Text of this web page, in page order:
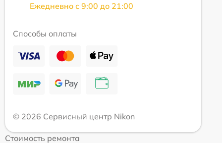
Ежедневно с 9:00 до 21:00
Способы оплаты
© 2026 Сервисный центр Nikon
Стоимость ремонта